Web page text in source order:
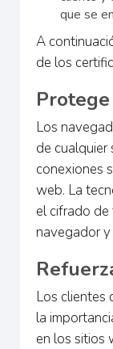
que se
A
de los
Los
de cualquier
conexiones
web. La
el cifrado de
navegador
Los clientes
la
en los sitios